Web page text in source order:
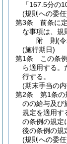
「167.5分の
(規則への委
第3条
前条に
な事項は、規
附 則(
(施行期日)
第1条
この条
ら適用する。
行する。
(期末手当の
第2条
第1条の
のの給与及び
規定を適用す
の条例の規定
後の条例の規
(規則への委